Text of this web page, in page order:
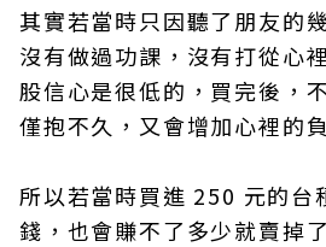
其實若當時只因聽了朋友的
沒有做過功課，沒有打從心
股信心是很低的，買完後，
僅抱不久，又會增加心裡的
所以若當時買進 250 元的台
錢，也會賺不了多少就賣掉